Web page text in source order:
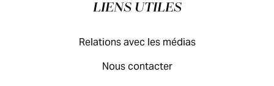
LIENS UTILES
Relations avec les médias
Nous contacter